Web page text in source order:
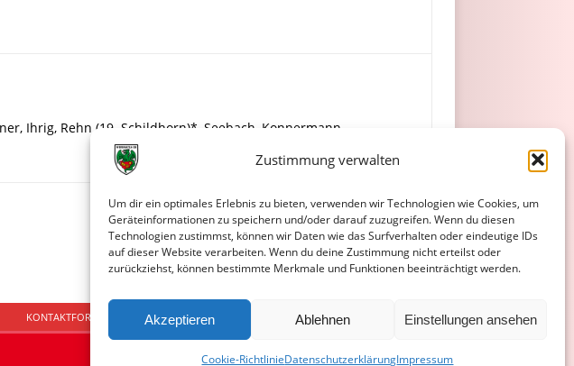
Zustimmung verwalten
Um dir ein optimales Erlebnis zu bieten, verwenden wir Technologien wie Cookies, um
Geräteinformationen zu speichern und/oder darauf zuzugreifen. Wenn du diesen
Technologien zustimmst, können wir Daten wie das Surfverhalten oder eindeutige IDs
auf dieser Website verarbeiten. Wenn du deine Zustimmung nicht erteilst oder
zurückziehst, können bestimmte Merkmale und Funktionen beeinträchtigt werden.
Akzeptieren Ablehnen Einstellungen ansehen
Cookie-RichtlinieDatenschutzerklärungImpressum
Ihrig, Rehn (19. Schildhorn)*, Seebach, Konnermann.
KONTAKTFORMULAR DATENSCHUTZERKLÄRUNG COOKIE-RICHTLINIE (EU)